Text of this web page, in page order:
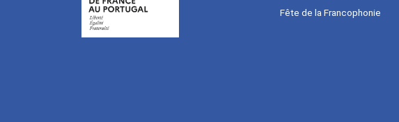
Fête de la Francophonie